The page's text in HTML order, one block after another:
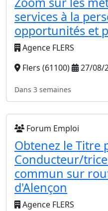
services à la
opportunités et
Agence FLERS
Flers (61100)
27/08/
Dans 3 semaines
Forum Emploi
Obtenez le Titre
Conducteur/
commun sur
d'Alençon
Agence FLERS